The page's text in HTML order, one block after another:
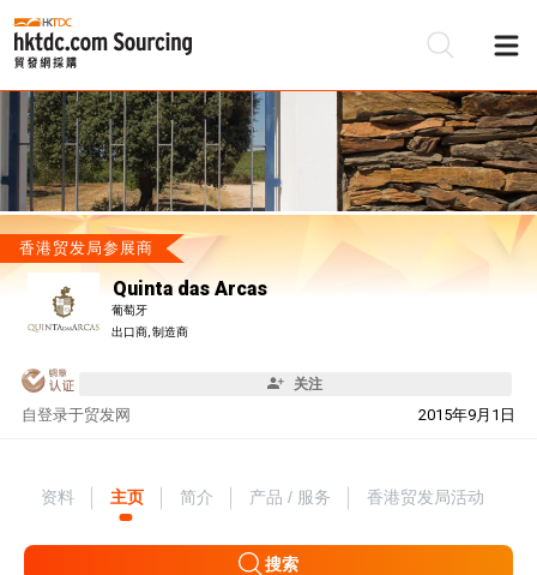
香港贸发局参展商
Quinta das Arcas
葡萄牙
出口商, 制造商
关注
自 2015年9月1日
登录于贸发网
资料 主页 简介 产品 / 服务 香港贸发局活动
搜索